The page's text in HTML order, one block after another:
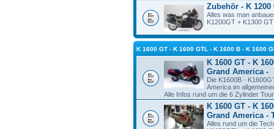
Zubehör - K 1200
Alles was man
K1200GT + K1300
K 1600 GT - K 1600 GTL - K 1600 B - K 1600
K 1600 GT - K
Grand America -
Die K1600B -
America im
Alle Infos rund um die 6 Zylinder
K 1600 GT - K
Grand America -
Alles rund um die